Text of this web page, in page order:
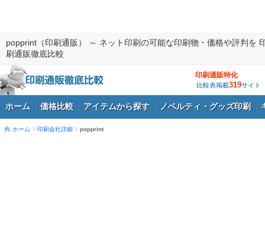
popprint（印刷通販） ～ ネット印刷の可能な印刷物・価格や評判を
刷通販徹底比較
印刷通販特化
比較表掲載319サイト
ホーム 価格比較 アイテムから探す ノベルティ・グッズ印刷
ホーム 印刷会社詳細 popprint